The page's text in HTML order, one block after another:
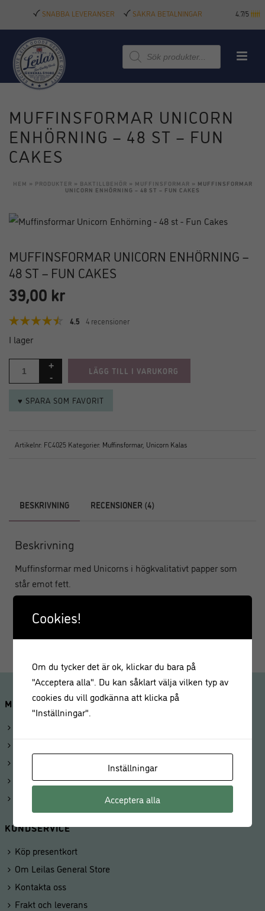
SNABBA LEVERANSER SÄKRA BETALNINGAR 4.7/5
Produktsökning
MUFFINSFORMAR UNICORN
ENHÖRNING – 48 ST – FUN
CAKES
HEM » PRODUKTER » BAKTILLBEHÖR » MUFFINSFORMAR » MUFFINSFORMAR
UNICORN ENHÖRNING – 48 ST – FUN CAKES
MUFFINSFORMAR UNICORN ENHÖRNING –
48 ST – FUN CAKES
39,00 kr
4.5 4 recensioner
I lager
LÄGG TILL I VARUKORG
♥ SPARA SOM FAVORIT
Artikelnr: FC4025 Kategorier: Muffinsformar, Unicorn Kalas
BESKRIVNING RECENSIONER (4)
Beskrivning
Muffinsformar med Unicorns i högkvalitativt papper som
står emot fett.
Storlek: Dia. 5 cm, höjd 3,2 cm
48 st
MINA SIDOR
Kunduppgifter
KUNDSERVICE
Köp presentkort
Om Leilas General Store
Kontakta oss
Frakt och leverans
Cookies!
Om du tycker det är ok, klickar du bara på
"Acceptera alla". Du kan såklart välja vilken typ av
cookies du vill godkänna att klicka på
"Inställningar".
Inställningar
Acceptera alla